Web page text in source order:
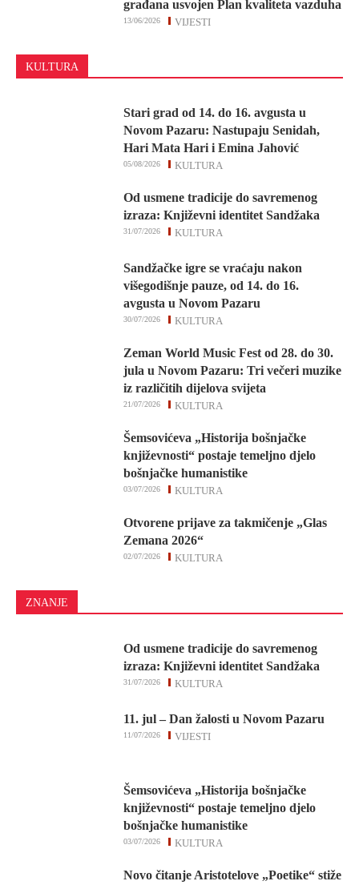
građana usvojen Plan kvaliteta vazduha
VIJESTI
13/06/2026
KULTURA
Stari grad od 14. do 16. avgusta u
Novom Pazaru: Nastupaju Senidah,
Hari Mata Hari i Emina Jahović
KULTURA
05/08/2026
Od usmene tradicije do savremenog
izraza: Književni identitet Sandžaka
KULTURA
31/07/2026
Sandžačke igre se vraćaju nakon
višegodišnje pauze, od 14. do 16.
avgusta u Novom Pazaru
KULTURA
30/07/2026
Zeman World Music Fest od 28. do 30.
jula u Novom Pazaru: Tri večeri muzike
iz različitih dijelova svijeta
KULTURA
21/07/2026
Šemsovićeva „Historija bošnjačke
književnosti“ postaje temeljno djelo
bošnjačke humanistike
KULTURA
03/07/2026
Otvorene prijave za takmičenje „Glas
Zemana 2026“
KULTURA
02/07/2026
ZNANJE
Od usmene tradicije do savremenog
izraza: Književni identitet Sandžaka
KULTURA
31/07/2026
11. jul – Dan žalosti u Novom Pazaru
VIJESTI
11/07/2026
Šemsovićeva „Historija bošnjačke
književnosti“ postaje temeljno djelo
bošnjačke humanistike
KULTURA
03/07/2026
Novo čitanje Aristotelove „Poetike“ stiže